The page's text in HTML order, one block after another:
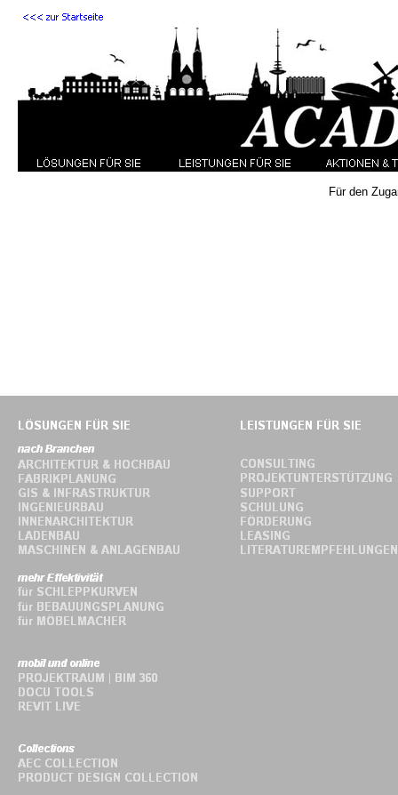
Für den